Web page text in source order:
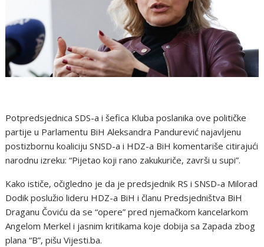
Potpredsjednica SDS-a i šefica Kluba poslanika ove političke
partije u Parlamentu BiH Aleksandra Pandurević najavljenu
postizbornu koaliciju SNSD-a i HDZ-a BiH komentariše citirajući
narodnu izreku: “Pijetao koji rano zakukuriče, završi u supi”.
Kako ističe, očigledno je da je predsjednik RS i SNSD-a Milorad
Dodik poslužio lideru HDZ-a BiH i članu Predsjedništva BiH
Draganu Čoviću da se “opere” pred njemačkom kancelarkom
Angelom Merkel i jasnim kritikama koje dobija sa Zapada zbog
plana “B”, pišu Vijesti.ba.